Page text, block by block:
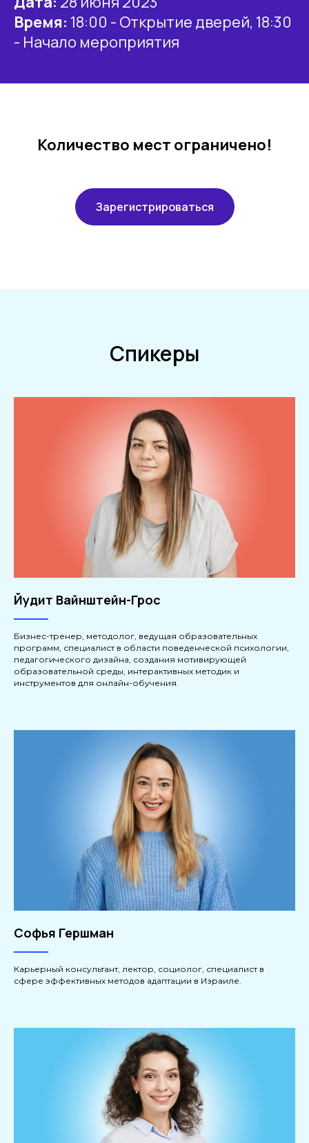
Время: 18:00 - Открытие дверей, 18:30
- Начало мероприятия
Количество мест ограничено!
Зарегистрироваться
Спикеры
Йудит Вайнштейн-Грос
Бизнес-тренер, методолог, ведущая образовательных
программ, специалист в области поведенческой психологии,
педагогического дизайна, создания мотивирующей
образовательной среды, интерактивных методик и
инструментов для онлайн-обучения.
Софья Гершман
Карьерный консультант, лектор, социолог, специалист в
сфере эффективных методов адаптации в Израиле.